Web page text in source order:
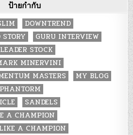
ป้ายกำกับ
DOWNTREND
STORY
GURU INTERVIEW
LEADER STOCK
MINERVINI
MASTERS
MY BLOG
PHANTORM
SANDELS
A CHAMPION
A CHAMPION